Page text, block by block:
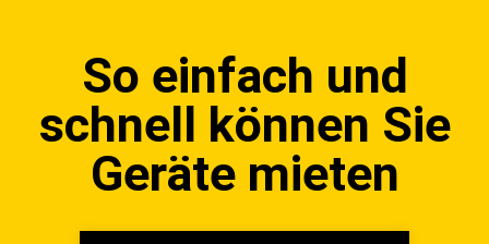
So einfach und
schnell können Sie
Geräte mieten